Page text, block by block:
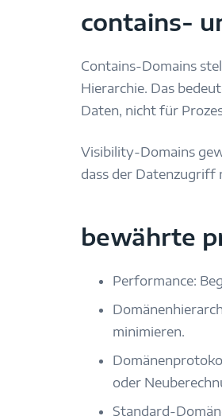
contains-
Contains-Domains
Hierarchie. Das
Daten, nicht für
Visibility-Domains
dass der Datenzugriff
bewährte
Performance:
minimieren.
oder
Standard-